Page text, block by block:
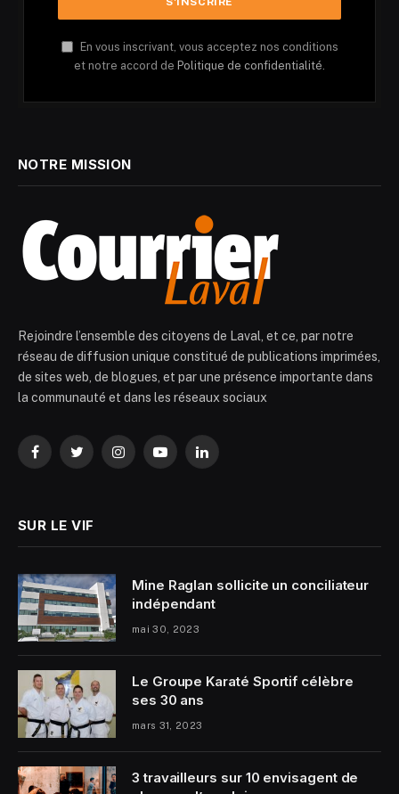
En vous inscrivant, vous acceptez nos conditions
et notre accord de Politique de confidentialité.
NOTRE MISSION
Rejoindre l’ensemble des citoyens de Laval, et ce, par notre
réseau de diffusion unique constitué de publications imprimées,
de sites web, de blogues, et par une présence importante dans
la communauté et dans les réseaux sociaux
FacebookTwitterInstagramYouTubeLinkedIn
SUR LE VIF
Mine Raglan sollicite un conciliateur
indépendant
mai 30, 2023
Le Groupe Karaté Sportif célèbre
ses 30 ans
mars 31, 2023
3 travailleurs sur 10 envisagent de